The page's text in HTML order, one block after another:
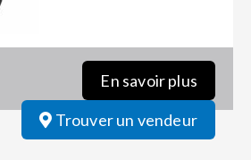
En savoir plus
Trouver un vendeur